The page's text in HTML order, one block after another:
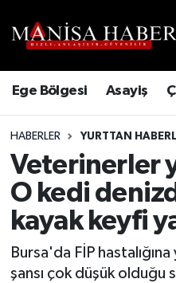
Ege Bölgesi Asayiş
HABERLER YURTTAN
Veterinerler
O kedi
kayak keyfi
Bursa'da FİP
şansı çok düşük olduğu
Trafik Durumu
Süper Lig Puan
Tüm Manşetler
Son Dakika Haberleri